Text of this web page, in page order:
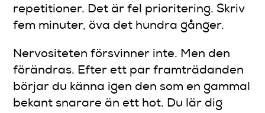
repetitioner. Det är fel prioritering. Skriv
fem minuter, öva det hundra gånger.
Nervositeten försvinner inte. Men den
förändras. Efter ett par framträdanden
börjar du känna igen den som en gammal
bekant snarare än ett hot. Du lär dig